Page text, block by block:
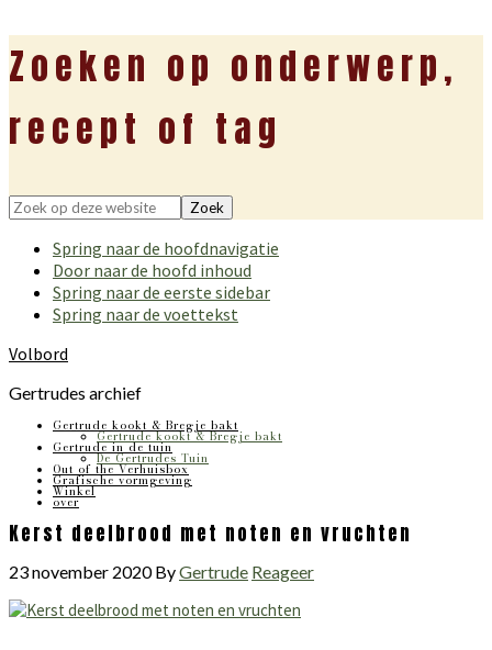
Zoeken op onderwerp,
recept of tag
Zoek
deze
website
Spring naar de hoofdnavigatie
Door naar de hoofd inhoud
Spring naar de eerste sidebar
Spring naar de voettekst
Volbord
Gertrudes archief
Gertrude kookt & Bregje bakt
Gertrude kookt & Bregje bakt
Gertrude in de tuin
De Gertrudes Tuin
Out of the Verhuisbox
Grafische vormgeving
Winkel
over
Kerst deelbrood met noten en vruchten
23 november 2020ByGertrude Reageer